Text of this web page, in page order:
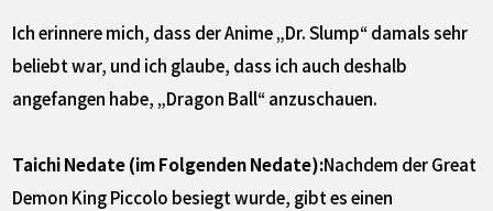
Ich erinnere mich, dass der Anime „Dr. Slump“ damals sehr
beliebt war, und ich glaube, dass ich auch deshalb
angefangen habe, „Dragon Ball“ anzuschauen.
Taichi Nedate (im Folgenden Nedate):Nachdem der Great
Demon King Piccolo besiegt wurde, gibt es einen